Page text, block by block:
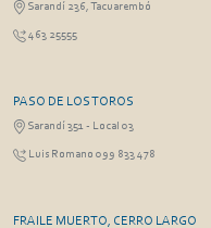
Sarandí 236, Tacuarembó
463 25555
PASO DE LOS TOROS
Sarandí 351 - Local 03
Luis Romano 099 833 478
FRAILE MUERTO, CERRO LARGO